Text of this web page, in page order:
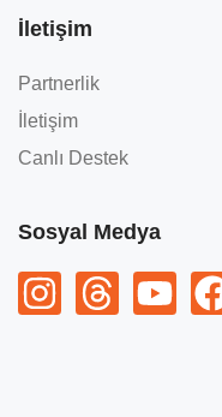
İletişim
Partnerlik
İletişim
Canlı Destek
Sosyal Medya